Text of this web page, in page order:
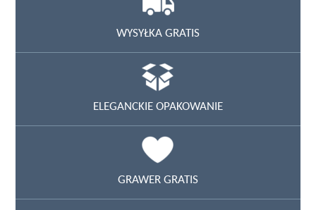
WYSYŁKA GRATIS
ELEGANCKIE OPAKOWANIE
GRAWER GRATIS